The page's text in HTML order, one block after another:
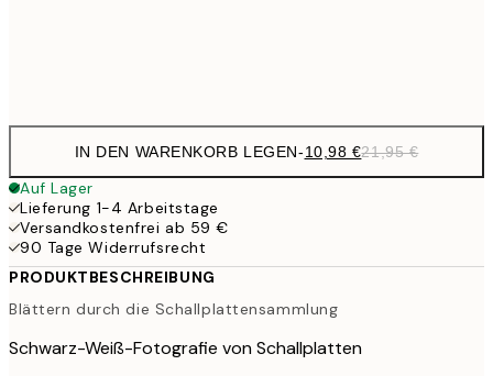
IN DEN WARENKORB LEGEN-10,98 €21,95 €
Auf Lager
Lieferung 1-4 Arbeitstage
Versandkostenfrei ab 59 €
90 Tage Widerrufsrecht
PRODUKTBESCHREIBUNG
Blättern durch die Schallplattensammlung
Schwarz-Weiß-Fotografie von Schallplatten